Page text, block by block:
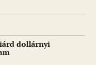
dollárnyi